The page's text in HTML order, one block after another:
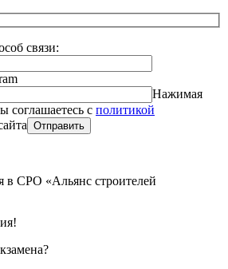
связи:
Нажимая
соглашаетесь с политикой
Отправить
в СРО «Альянс строителей